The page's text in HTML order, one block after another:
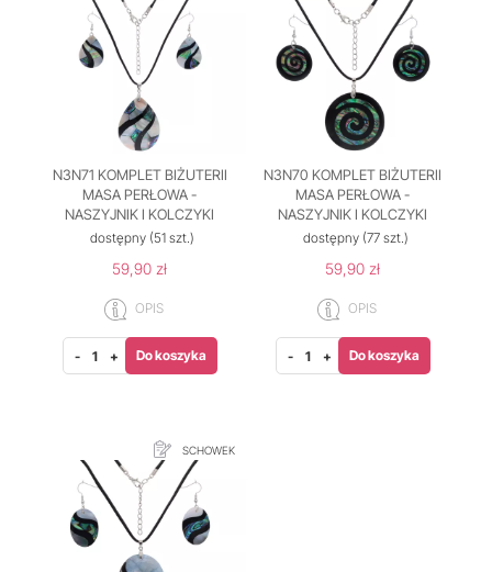
N3N71 KOMPLET BIŻUTERII
MASA PERŁOWA -
NASZYJNIK I KOLCZYKI
dostępny (51 szt.)
59,90 zł
OPIS
- + Do koszyka
N3N70 KOMPLET BIŻUTERII
MASA PERŁOWA -
NASZYJNIK I KOLCZYKI
dostępny(77 szt.)
59,90 zł
OPIS
- + Do koszyka
SCHOWEK